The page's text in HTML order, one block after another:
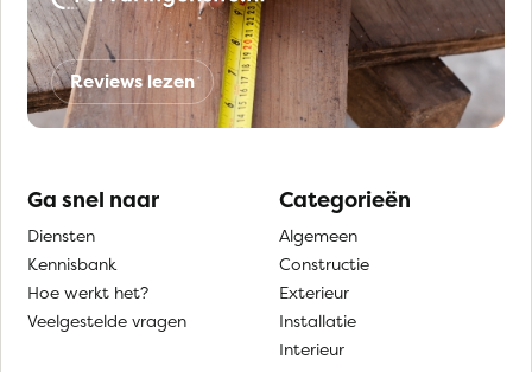
Reviews lezen
Ga snel naar
Diensten
Kennisbank
Hoe werkt het?
Veelgestelde vragen
Categorieën
Algemeen
Constructie
Exterieur
Installatie
Interieur